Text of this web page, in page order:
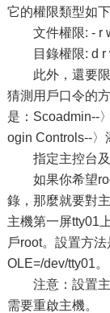
它的權限類型如下
文件權限: - r w
目錄權限: d r
此外，還要限
猜測用戶口令的
是：Scoadmin--
ogin Controls--〉
指定主控台及
如果你希望
錄，那麼就要對
主機第一屏tty01
戶root。設置方
OLE=/dev/tty01。
注意：設置主
需要重啟主機。